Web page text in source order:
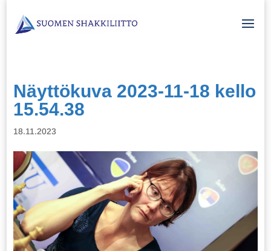
Näyttökuva 2023-11-18 kello
15.54.38
18.11.2023